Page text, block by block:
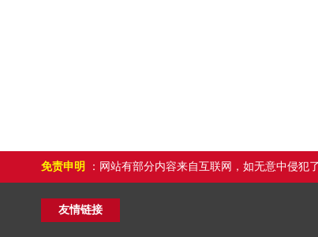
免责申明 ：网站有部分内容来自互联网，如无意中侵犯
友情链接